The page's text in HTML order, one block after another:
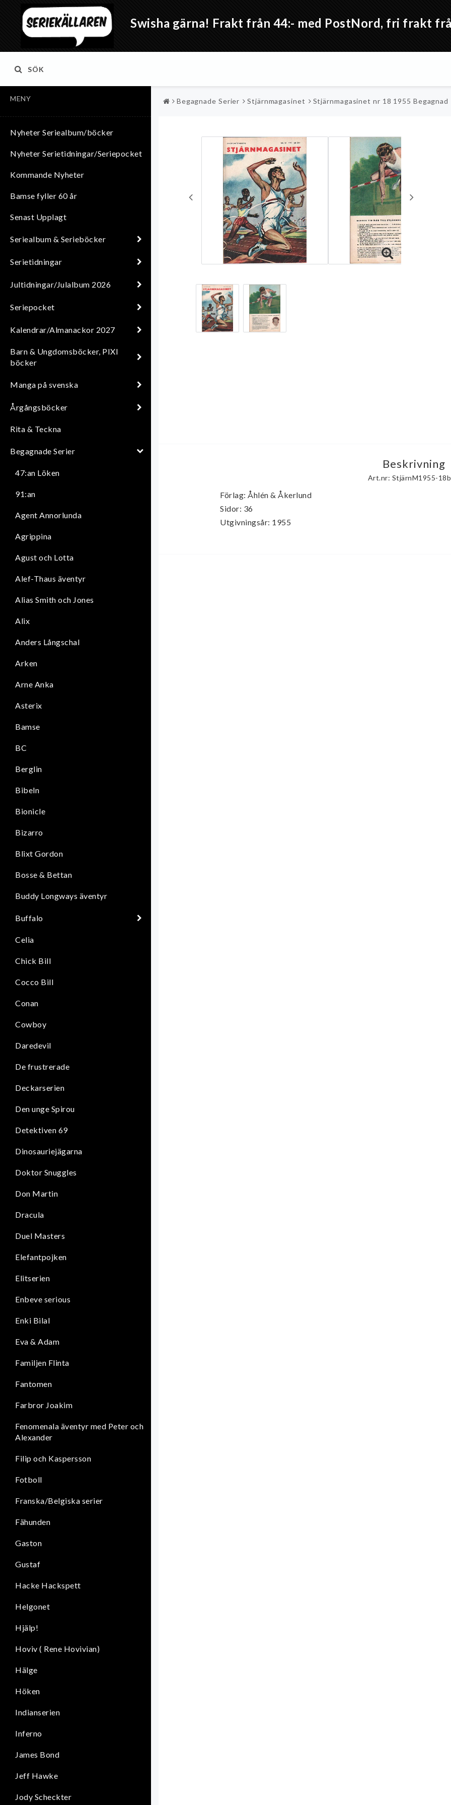
Swisha gärna! Frakt från 44:- med PostNord, fri frakt
SÖK
MENY
Nyheter Seriealbum/böcker
Nyheter Serietidningar/Seriepocket
Kommande Nyheter
Bamse fyller 60 år
Senast Upplagt
Seriealbum & Serieböcker
Serietidningar
Jultidningar/Julalbum 2026
Seriepocket
Kalendrar/Almanackor 2027
Barn & Ungdomsböcker, PIXI
böcker
Manga på svenska
Årgångsböcker
Rita & Teckna
Begagnade Serier
47:an Löken
91:an
Agent Annorlunda
Agrippina
Agust och Lotta
Alef-Thaus äventyr
Alias Smith och Jones
Alix
Anders Långschal
Arken
Arne Anka
Asterix
Bamse
BC
Berglin
Bibeln
Bionicle
Bizarro
Blixt Gordon
Bosse & Bettan
Buddy Longways äventyr
Buffalo
Celia
Chick Bill
Cocco Bill
Conan
Cowboy
Daredevil
De frustrerade
Deckarserien
Den unge Spirou
Detektiven 69
Dinosauriejägarna
Doktor Snuggles
Don Martin
Dracula
Duel Masters
Elefantpojken
Elitserien
Enbeve serious
Enki Bilal
Eva & Adam
Familjen Flinta
Fantomen
Farbror Joakim
Fenomenala äventyr med Peter och
Alexander
Filip och Kaspersson
Fotboll
Franska/Belgiska serier
Fähunden
Gaston
Gustaf
Hacke Hackspett
Helgonet
Hjälp!
Hoviv ( Rene Hovivian)
Hälge
Höken
Indianserien
Inferno
James Bond
Jeff Hawke
Jody Scheckter
Begagnade Serier Stjärnmagasinet Stjärnmagasinet nr 18 1955 Begagnad
Beskrivning
Art.nr: StjärnM1955-
Förlag: Åhlén & Åkerlund
Sidor: 36
Utgivningsår: 1955